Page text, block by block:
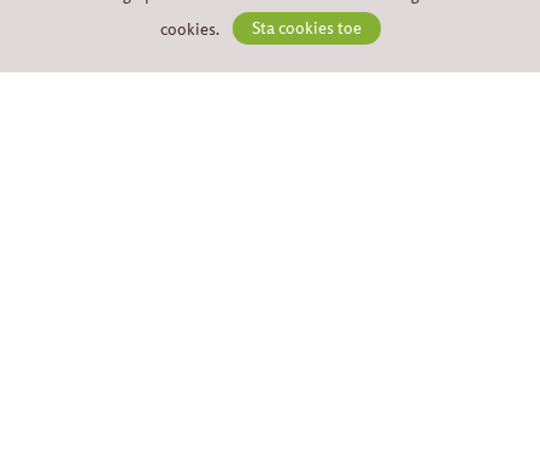
Dinsdag, Woensdag, Donderdag & Vrijdag:
9u30 - 18u
cookies.
Sta cookies toe